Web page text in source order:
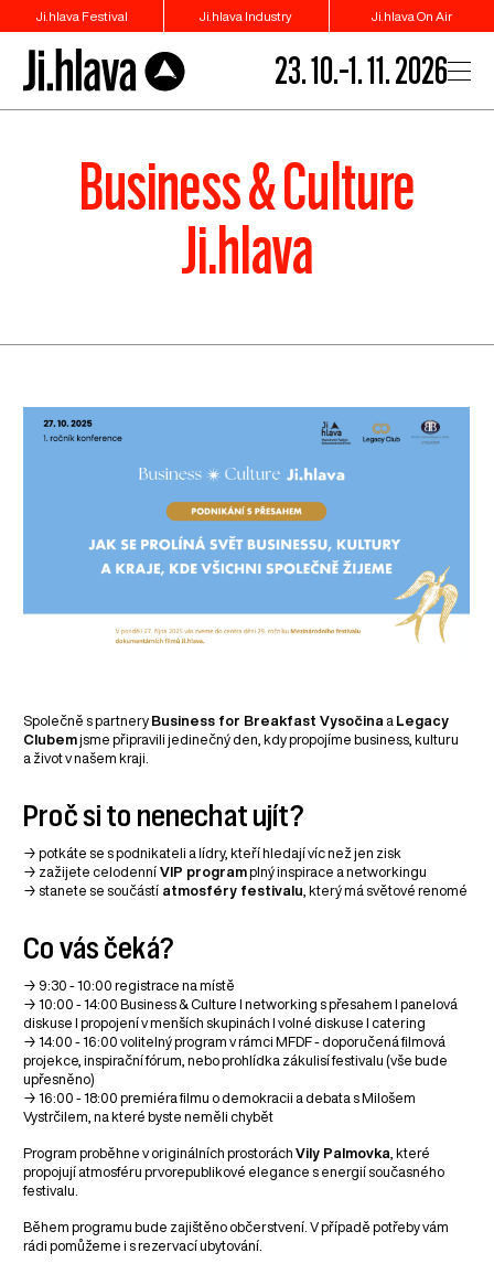
Ji.hlava Festival Ji.hlava Industry Ji.hlava On Air
23. 10.–1. 11. 2026
Business & Culture
Ji.hlava
Společně s partnery Business for Breakfast Vysočina a Legacy
Clubemjsme připravili jedinečný den, kdy propojíme business, kulturu
a život v našem kraji.
Proč si to nenechat ujít?
→ potkáte se s podnikateli a lídry, kteří hledají víc než jen zisk
→ zažijete celodenní VIP programplný inspirace a networkingu
→ stanete se součástí atmosféry festivalu , který má světové renomé
Co vás čeká?
→ 9:30 - 10:00 registrace na místě
→ 10:00 - 14:00 Business & Culture I networking s přesahem I panelová
diskuse I propojení v menších skupinách I volné diskuse I catering
→ 14:00 - 16:00 volitelný program v rámci MFDF - doporučená filmová
projekce, inspirační fórum, nebo prohlídka zákulisí festivalu (vše bude
upřesněno)
→ 16:00 - 18:00 premiéra filmu o demokracii a debata s Milošem
Vystrčilem, na které byste neměli chybět
Program proběhne v originálních prostoráchVily Palmovka , které
propojují atmosféru prvorepublikové elegance s energií současného
festivalu.
Během programu bude zajištěno občerstvení. V případě potřeby vám
rádi pomůžeme i s rezervací ubytování.